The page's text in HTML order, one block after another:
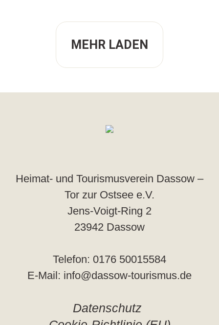
MEHR LADEN
Heimat- und Tourismusverein Dassow –
Tor zur Ostsee e.V.
Jens-Voigt-Ring 2
23942 Dassow
Telefon: 0176 50015584
E-Mail: info@dassow-tourismus.de
Datenschutz